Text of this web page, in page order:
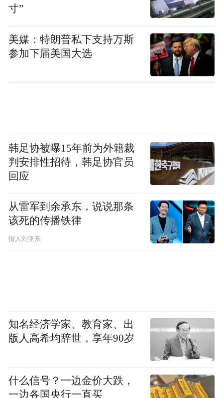
寸”
美媒：特朗普私下支持万斯
参加下届美国大选
韩足协被曝15年前为外籍裁
判安排性招待，韩足协官员
回应
从雷军到余承东，说说那条
该死的传播铁律
报人刘亚东
知名经济学家、教育家、出
版人高希均辞世，享年90岁
什么信号？一边金价大跌，
一边各国央行一直买